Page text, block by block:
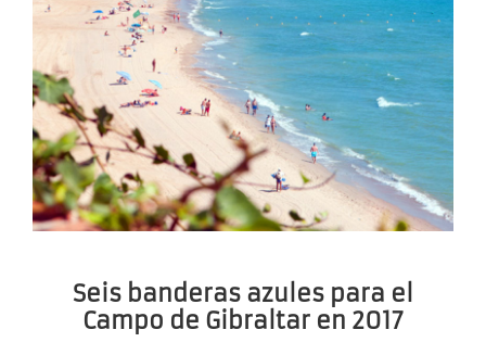
Seis banderas azules para el
Campo de Gibraltar en 2017